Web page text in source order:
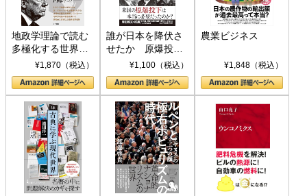
地政学理論で読む
多極化する世界：
トランプとBRICS
の挑戦
¥1,870（税込）
誰が日本を降伏さ
せたか 原爆投
下、ソ連参戦、そ
して聖断 (PHP新
書)
¥1,100（税込）
農業ビジネス
¥1,848（税込）